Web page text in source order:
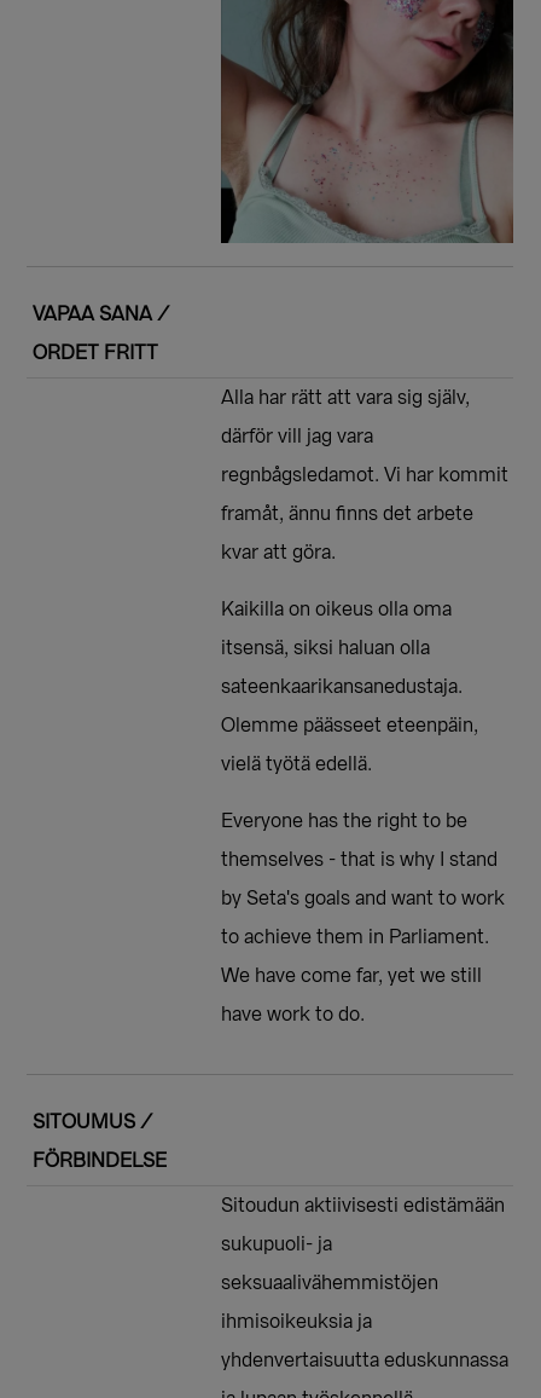
VAPAA SANA /
ORDET FRITT
Alla har rätt att vara sig själv,
därför vill jag vara
regnbågsledamot. Vi har kommit
framåt, ännu finns det arbete
kvar att göra.
Kaikilla on oikeus olla oma
itsensä, siksi haluan olla
sateenkaarikansanedustaja.
Olemme päässeet eteenpäin,
vielä työtä edellä.
Everyone has the right to be
themselves - that is why I stand
by Seta's goals and want to work
to achieve them in Parliament.
We have come far, yet we still
have work to do.
SITOUMUS /
FÖRBINDELSE
Sitoudun aktiivisesti edistämään
sukupuoli- ja
seksuaalivähemmistöjen
ihmisoikeuksia ja
yhdenvertaisuutta eduskunnassa